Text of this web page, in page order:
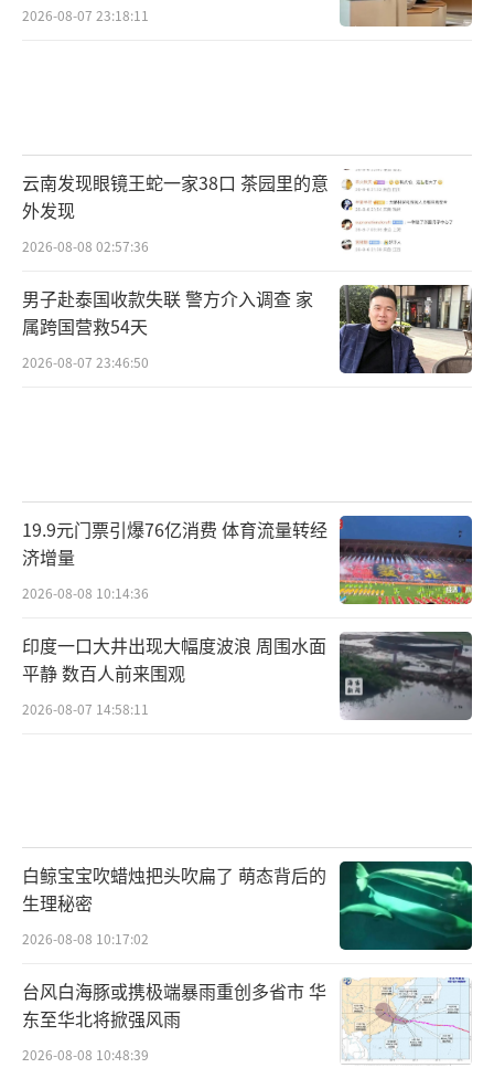
2026-08-07 23:18:11
云南发现眼镜王蛇一家38口 茶园里的意
外发现
2026-08-08 02:57:36
男子赴泰国收款失联 警方介入调查 家
属跨国营救54天
2026-08-07 23:46:50
19.9元门票引爆76亿消费 体育流量转经
济增量
2026-08-08 10:14:36
印度一口大井出现大幅度波浪 周围水面
平静 数百人前来围观
2026-08-07 14:58:11
白鲸宝宝吹蜡烛把头吹扁了 萌态背后的
生理秘密
2026-08-08 10:17:02
台风白海豚或携极端暴雨重创多省市 华
东至华北将掀强风雨
2026-08-08 10:48:39